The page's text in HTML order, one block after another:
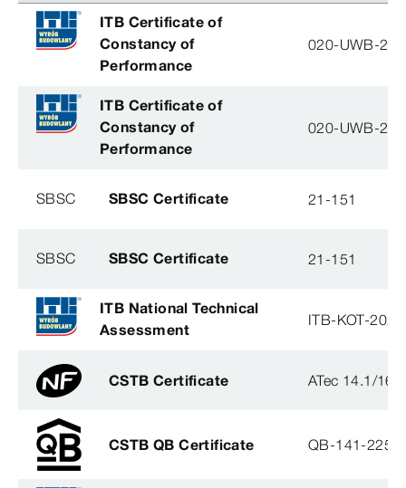
ITB Certificate of
Constancy of
Performance
020-UWB-
ITB Certificate of
Constancy of
Performance
020-UWB-
SBSC SBSC Certificate 21-151
SBSC SBSC Certificate 21-151
ITB National Technical
Assessment
ITB-KOT-
CSTB Certificate ATec 14.1/16-
CSTB QB Certificate QB-141-